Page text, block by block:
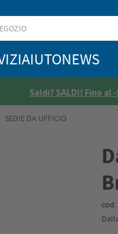
AIUTONEWS
Saldi? SALDI! Fino al
SEDIE DA UFFICIO
cod.